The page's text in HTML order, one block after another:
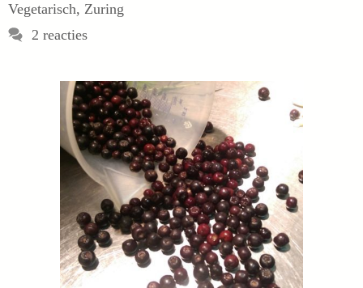
Vegetarisch, Zuring
2 reacties